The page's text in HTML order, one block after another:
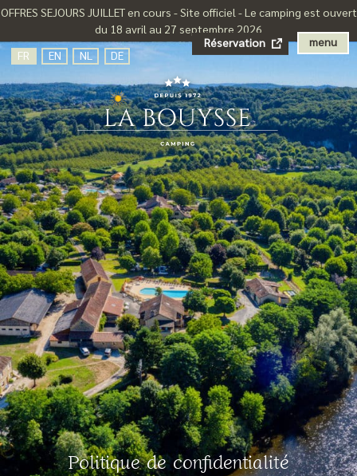
OFFRES SEJOURS JUILLET en cours - Site officiel - Le camping est ouvert
du 18 avril au 27 septembre 2026
menu
FR
EN NL DE
Politique de confidentialité
Réservation